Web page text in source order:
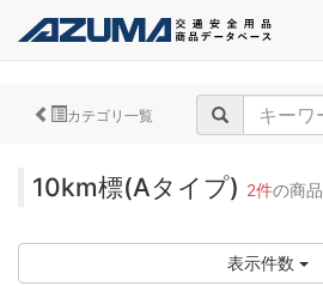
カテゴリ一覧
10km標(Aタイプ) 2件の商品
表示件数